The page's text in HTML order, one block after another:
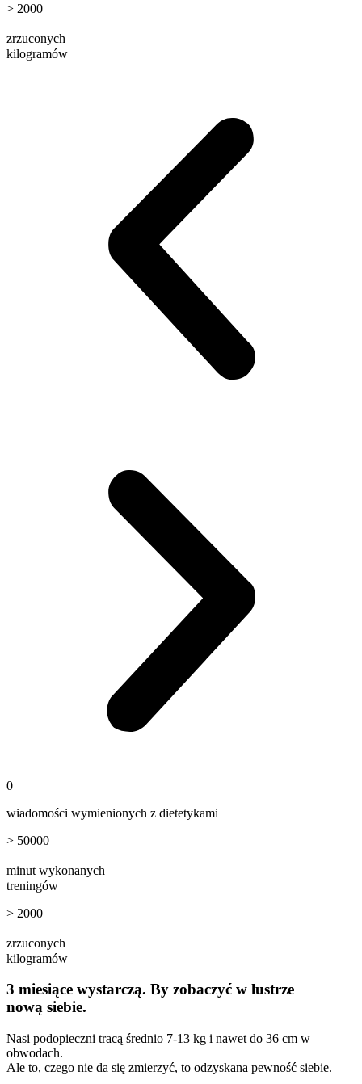
> 2000
zrzuconych
kilogramów
0
wiadomości wymienionych z dietetykami
> 50000
minut wykonanych
treningów
> 2000
zrzuconych
kilogramów
3 miesiące wystarczą. By zobaczyć w lustrze
nową siebie.
Nasi podopieczni tracą średnio 7-13 kg i nawet do 36 cm w
obwodach.
Ale to, czego nie da się zmierzyć, to odzyskana pewność siebie.